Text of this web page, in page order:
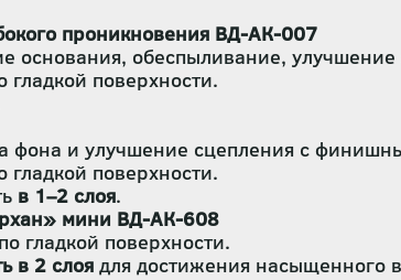
проникновения ВД-АК-007
основания, обеспыливание,
гладкой поверхности.
фона и улучшение сцепления с
гладкой поверхности.
в 1–2 слоя.
мини ВД-АК-608
по гладкой поверхности.
в 2 слоя для достижения насыщенного